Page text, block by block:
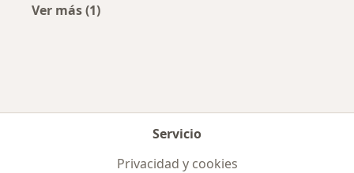
Ver más (1)
Servicio
Privacidad y cookies